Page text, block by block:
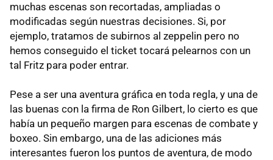
muchas escenas son recortadas, ampliadas o
modificadas según nuestras decisiones. Si, por
ejemplo, tratamos de subirnos al zeppelin pero no
hemos conseguido el ticket tocará pelearnos con un
tal Fritz para poder entrar.
Pese a ser una aventura gráfica en toda regla, y una de
las buenas con la firma de Ron Gilbert, lo cierto es que
había un pequeño margen para escenas de combate y
boxeo. Sin embargo, una de las adiciones más
interesantes fueron los puntos de aventura, de modo